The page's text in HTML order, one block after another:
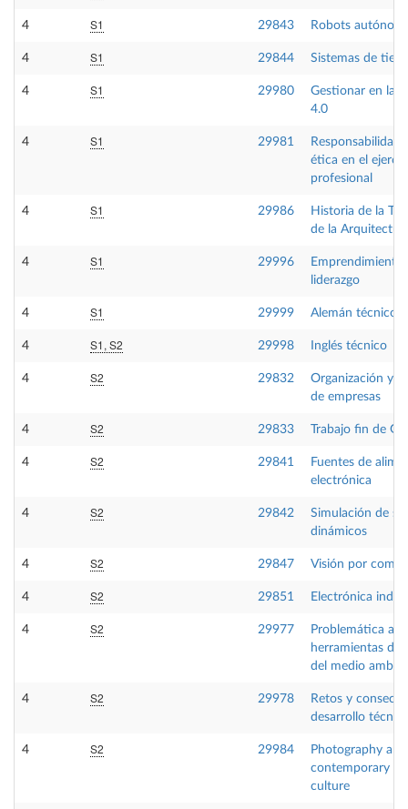
4 S1 29843 Robots
4 S1 29844 Sistemas de
4 S1 29980
Gestionar en la
4.0
4 S1 29981
Responsabilidad
ética en el
profesional
4 S1 29986
Historia de la
de la
4 S1 29996
Emprendimiento
liderazgo
4 S1 29999 Alemán técnico
4 S1, S2 29998 Inglés técnico
4 S2 29832
Organización y
de empresas
4 S2 29833 Trabajo fin de
4 S2 29841
Fuentes de
electrónica
4 S2 29842
Simulación de
dinámicos
4 S2 29847 Visión por
4 S2 29851 Electrónica
4 S2 29977
Problemática
herramientas de
del medio
4 S2 29978
Retos y
desarrollo
4 S2 29984
Photography and
contemporary
culture